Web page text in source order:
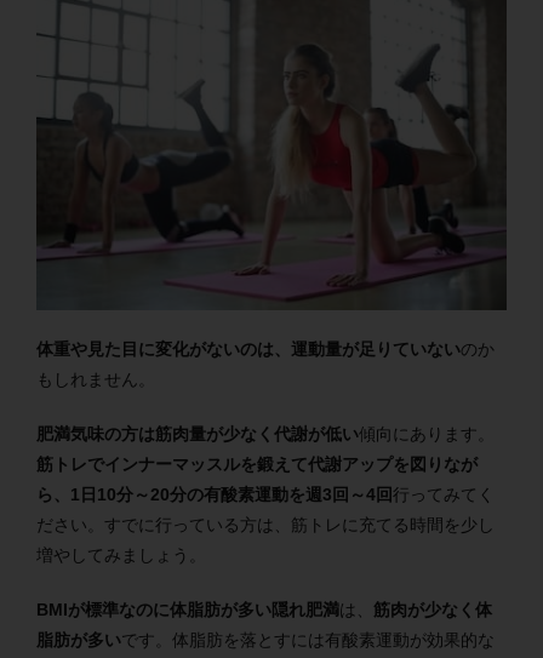
体重や見た目に変化がないのは、運動量が足りていないのか
もしれません。
肥満気味の方は筋肉量が少なく代謝が低い傾向にあります。
筋トレでインナーマッスルを鍛えて代謝アップを図りなが
ら、1日10分～20分の有酸素運動を週3回～4回行ってみてく
ださい。すでに行っている方は、筋トレに充てる時間を少し
増やしてみましょう。
BMIが標準なのに体脂肪が多い隠れ肥満は、 筋肉が少なく体
脂肪が多いです。体脂肪を落とすには有酸素運動が効果的な